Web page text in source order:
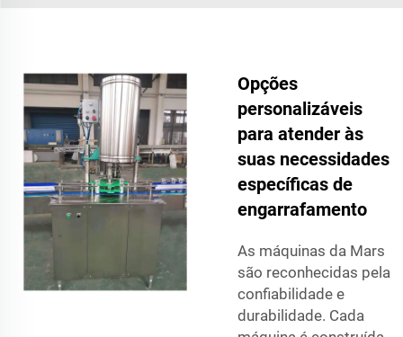
Opções
personalizáveis
para atender às
suas necessidades
específicas de
engarrafamento
As máquinas da Mars
são reconhecidas pela
confiabilidade e
durabilidade. Cada